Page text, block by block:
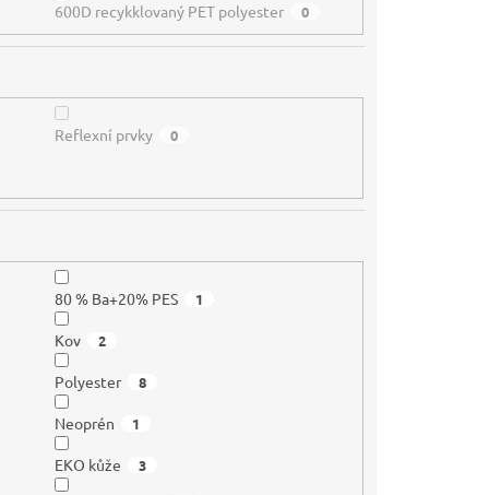
600D recykklovaný PET polyester 0
Reflexní prvky 0
80 % Ba+20% PES 1
Kov 2
Polyester 8
Neoprén 1
EKO kůže 3